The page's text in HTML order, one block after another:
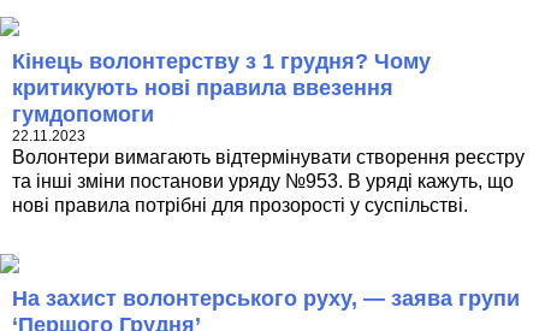
Кінець волонтерству з 1 грудня? Чому
критикують нові правила ввезення
гумдопомоги
22.11.2023
Волонтери вимагають відтермінувати створення реєстру
та інші зміни постанови уряду №953. В уряді кажуть, що
нові правила потрібні для прозорості у суспільстві.
На захист волонтерського руху, — заява групи
‘Першого Грудня’